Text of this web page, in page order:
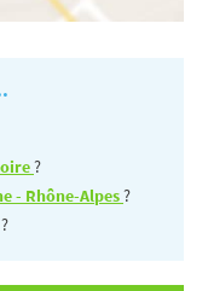
?
- Rhône-Alpes?
?